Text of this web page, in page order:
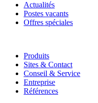
Actualités
Postes vacants
Offres spéciales
Produits
Sites & Contact
Conseil & Service
Entreprise
Références